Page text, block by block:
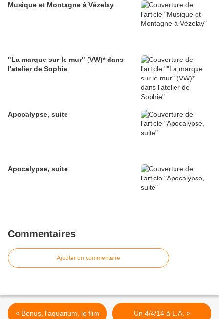
Musique et Montagne à Vézelay
"La marque sur le mur" (VW)* dans
l'atelier de Sophie
Apocalypse, suite
Apocalypse, suite
Commentaires
Ajouter un commentaire
< Bonus, l'aquarium, le flim Un 4/4/14 à L.A. >